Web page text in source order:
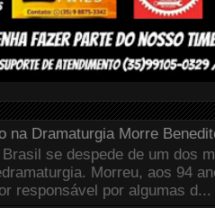
na Dramaturgia Morre
se despede de um dos
Morreu, aos 94
responsável por algumas d...